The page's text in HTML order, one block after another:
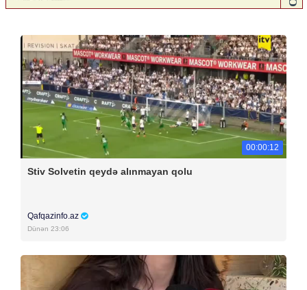
00:00:12
Stiv Solvetin qeydə alınmayan qolu
Qafqazinfo.az
Dünən 23:06